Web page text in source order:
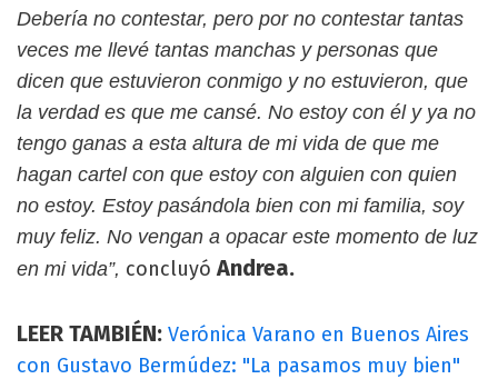
Debería no contestar, pero por no contestar tantas
veces me llevé tantas manchas y personas que
dicen que estuvieron conmigo y no estuvieron, que
la verdad es que me cansé. No estoy con él y ya no
tengo ganas a esta altura de mi vida de que me
hagan cartel con que estoy con alguien con quien
no estoy. Estoy pasándola bien con mi familia, soy
muy feliz. No vengan a opacar este momento de luz
en mi vida”, concluyóAndrea.
LEER TAMBIÉN: Verónica Varano en Buenos Aires
con Gustavo Bermúdez: "La pasamos muy bien"